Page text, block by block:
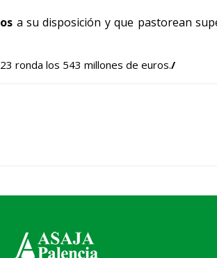
a su disposición y que pastorean
ronda los 543 millones de euros./